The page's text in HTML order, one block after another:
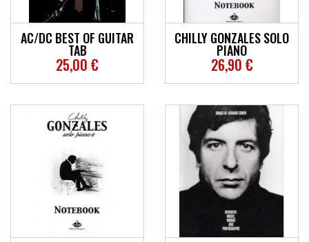
AC/DC BEST OF GUITAR
TAB
25,00 €
CHILLY GONZALES SOLO
PIANO
26,90 €